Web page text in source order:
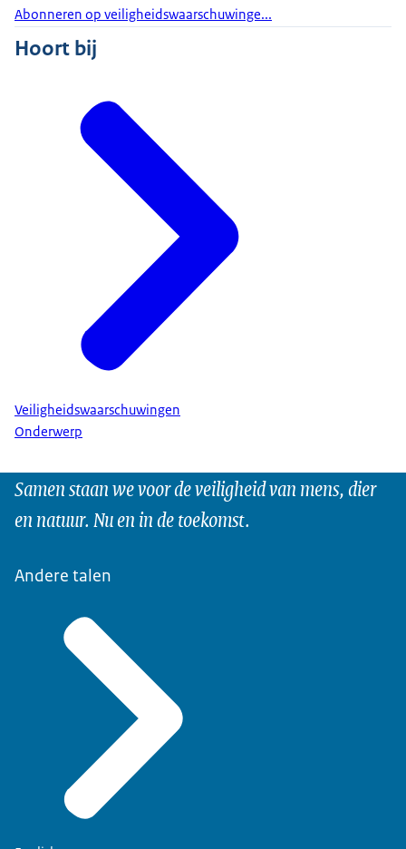
Abonneren op veiligheidswaarschuwinge...
Hoort bij
Veiligheidswaarschuwingen
Onderwerp
Samen staan we voor de veiligheid van mens, dier
en natuur. Nu en in de toekomst.
Andere talen